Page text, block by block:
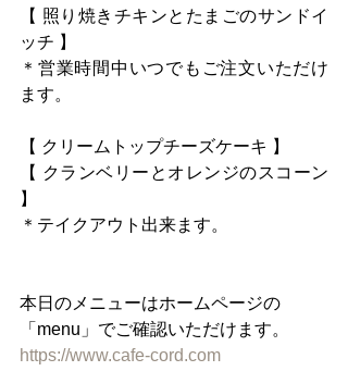
【 照り焼きチキンとたまごのサンドイ
ッチ 】
＊営業時間中いつでもご注文いただけ
ます。
【 クリームトップチーズケーキ 】
【 クランベリーとオレンジのスコーン
】
＊テイクアウト出来ます。
本日のメニューはホームページの
「menu」でご確認いただけます。
https://www.cafe-cord.com